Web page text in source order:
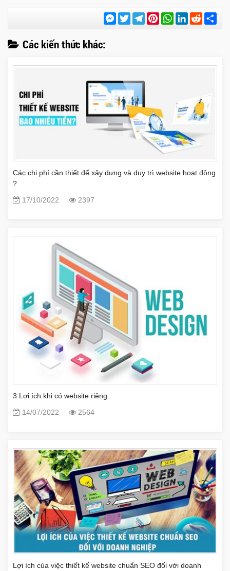
Messenger
TwitterTelegramPinterestWhatsApp
LinkedInReddit
Các kiến thức khác:
Các chi phí cần thiết để xây dựng và duy trì website hoạt động
?
17/10/2022
2397
3 Lợi ích khi có website riêng
14/07/2022
2564
Lợi ích của việc thiết kế website chuẩn SEO đối với doanh